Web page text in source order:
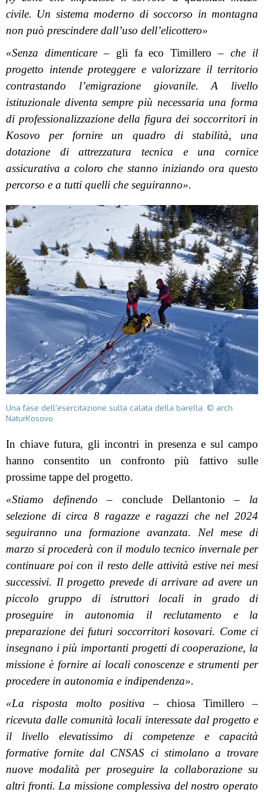
civile. Un sistema moderno di soccorso in montagna
non può prescindere dall’uso dell’elicottero»
«Senza dimenticare– gli fa eco Timillero –che il
progetto intende proteggere e valorizzare il territorio
contrastando l’emigrazione giovanile. A livello
istituzionale diventa sempre più necessaria una forma
di professionalizzazione della figura dei soccorritori in
Kosovo per fornire un quadro di stabilità, una
dotazione di attrezzatura tecnica e una cornice
assicurativa a coloro che stanno iniziando ora questo
percorso e a tutti quelli che seguiranno».
Una fase dell'esercitazione sulla calata della barella. © arch.
NaturKosovo
In chiave futura, gli incontri in presenza e sul campo
hanno consentito un confronto più fattivo sulle
prossime tappe del progetto.
«Stiamo definendo – conclude Dellantonio– la
selezione di circa 8 ragazze e ragazzi che nel 2024
seguiranno una formazione avanzata. Nel mese di
marzo si procederà con il modulo tecnico invernale per
continuare poi con il resto delle attività estive nei mesi
successivi. Il progetto prevede di arrivare ad avere un
piccolo gruppo di istruttori locali in grado di
proseguire in autonomia il reclutamento e la
preparazione dei futuri soccorritori kosovari. Come ci
insegnano i più importanti progetti di cooperazione, la
missione è fornire ai locali conoscenze e strumenti per
procedere in autonomia e indipendenza».
«La risposta molto positiva – chiosa Timillero –
ricevuta dalle comunità locali interessate dal progetto e
il livello elevatissimo di competenze e capacità
formative fornite dal CNSAS ci stimolano a trovare
nuove modalità per proseguire la collaborazione su
altri fronti. La missione complessiva del nostro operato